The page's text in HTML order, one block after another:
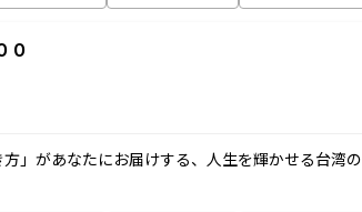
０
」があなたにお届けする、人生を輝かせる台湾の